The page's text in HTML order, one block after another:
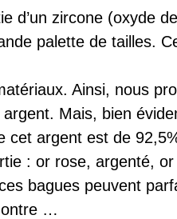
d’un zircone (oxyde
palette de tailles.
Ainsi, nous
Mais, bien
cet argent est de
: or rose, argenté,
bagues peuvent
…